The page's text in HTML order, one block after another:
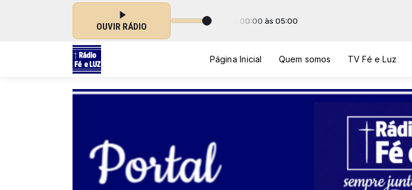
OUVIR RÁDIO
Igreja no Rádio com Rede Imaculada de Comunicação das 00:00 às 05:00
Página Inicial Quem somos TV Fé e Luz